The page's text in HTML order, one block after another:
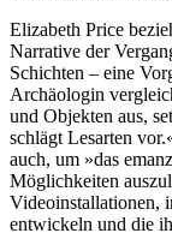
Elizabeth Price
Narrative der
Schichten – eine
Archäologin
und Objekten aus,
schlägt Lesarten
auch, um »das
Möglichkeiten
Videoinstallationen,
entwickeln und die